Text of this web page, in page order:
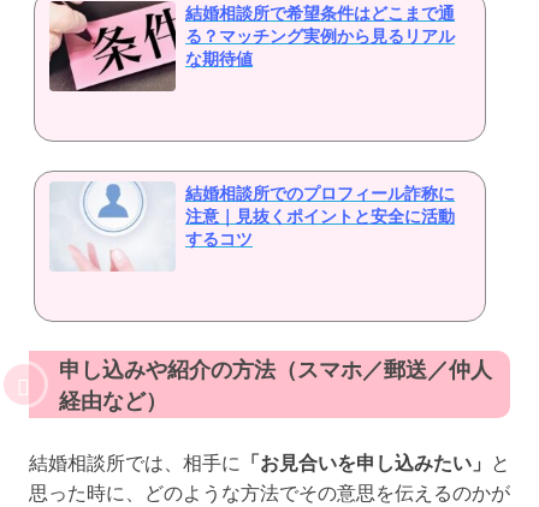
結婚相談所で希望条件はどこまで通
る？マッチング実例から見るリアル
な期待値
結婚相談所でのプロフィール詐称に
注意｜見抜くポイントと安全に活動
するコツ
申し込みや紹介の方法（スマホ／郵送／仲人
経由など）
結婚相談所では、相手に 「お見合いを申し込みたい」 と
思った時に、どのような方法でその意思を伝えるのかが